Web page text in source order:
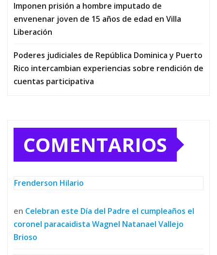
Imponen prisión a hombre imputado de
envenenar joven de 15 años de edad en Villa
Liberación
Poderes judiciales de República Dominica y Puerto
Rico intercambian experiencias sobre rendición de
cuentas participativa
COMENTARIOS
Frenderson Hilario
en Celebran este Día del Padre el cumpleaños el
coronel paracaidista Wagnel Natanael Vallejo
Brioso